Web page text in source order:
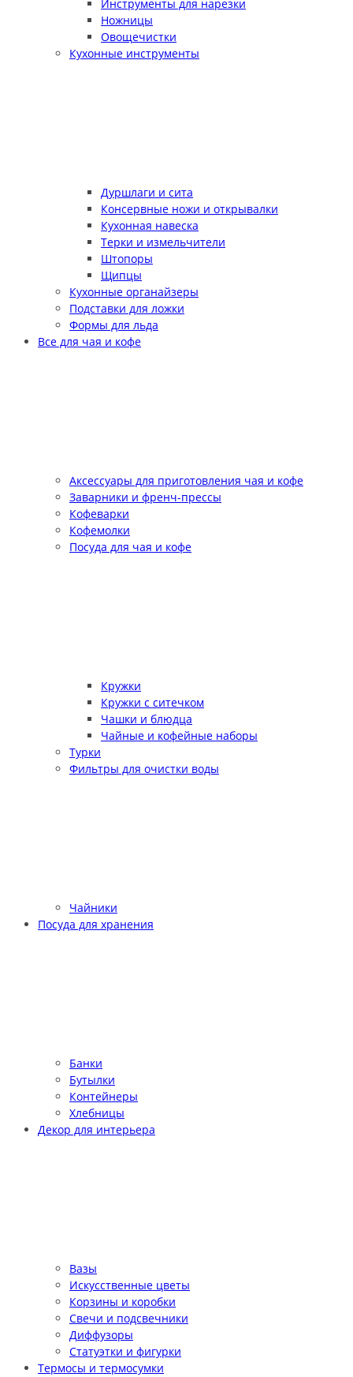
Инструменты для нарезки
Ножницы
Овощечистки
Кухонные инструменты
Дуршлаги и сита
Консервные ножи и открывалки
Кухонная навеска
Терки и измельчители
Штопоры
Щипцы
Кухонные органайзеры
Подставки для ложки
Формы для льда
Все для чая и кофе
Аксессуары для приготовления чая и кофе
Заварники и френч-прессы
Кофеварки
Кофемолки
Посуда для чая и кофе
Кружки
Кружки с ситечком
Чашки и блюдца
Чайные и кофейные наборы
Турки
Фильтры для очистки воды
Чайники
Посуда для хранения
Банки
Бутылки
Контейнеры
Хлебницы
Декор для интерьера
Вазы
Искусственные цветы
Корзины и коробки
Свечи и подсвечники
Диффузоры
Статуэтки и фигурки
Термосы и термосумки